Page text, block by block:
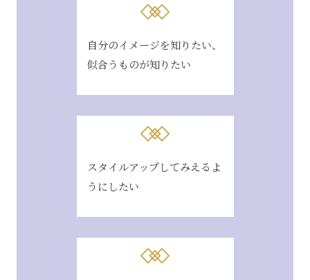
自分のイメージを知りたい、
似合うものが知りたい
スタイルアップしてみえるよ
うにしたい